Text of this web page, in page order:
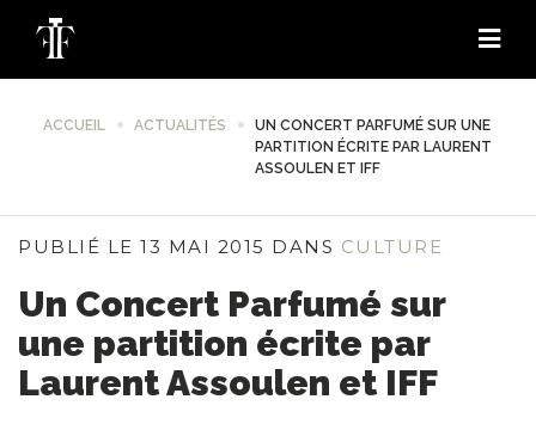
ACCUEIL ACTUALITÉS
UN CONCERT PARFUMÉ SUR UNE
PARTITION ÉCRITE PAR LAURENT
ASSOULEN ET IFF
PUBLIÉ LE 13 MAI 2015 DANS CULTURE
Un Concert Parfumé sur
une partition écrite par
Laurent Assoulen et IFF